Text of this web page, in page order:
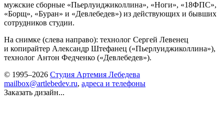
мужские сборные «Пьерлуиджиколлина», «Ноги», «18ФПС»,
«Борщ», «Буран» и «Девлебедев») из действующих и бывших
сотрудников студии.
На снимке (слева направо): технолог Сергей Левенец
и копирайтер Александр Штефанец («Пьерлуиджиколлина»),
технолог Антон Федченко («Девлебедев»).
© 1995–2026 Студия Артемия Лебедева
mailbox@artlebedev.ru, адреса и телефоны
Заказать дизайн...